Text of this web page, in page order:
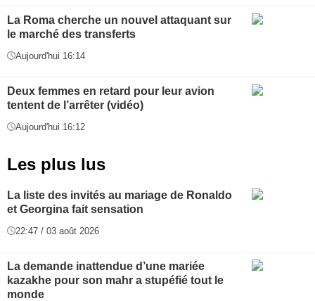
La Roma cherche un nouvel attaquant sur
le marché des transferts
Aujourd'hui 16:14
Deux femmes en retard pour leur avion
tentent de l’arrêter (vidéo)
Aujourd'hui 16:12
Les plus lus
La liste des invités au mariage de Ronaldo
et Georgina fait sensation
22:47 / 03 août 2026
La demande inattendue d’une mariée
kazakhe pour son mahr a stupéfié tout le
monde